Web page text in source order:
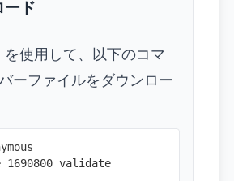
ード
を使用して、以下のコマ
ーファイルをダウンロー
1690800 validate